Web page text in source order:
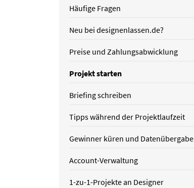
Häufige Fragen
Neu bei designenlassen.de?
Preise und Zahlungsabwicklung
Projekt starten
Briefing schreiben
Tipps während der Projektlaufzeit
Gewinner küren und Datenübergabe
Account-Verwaltung
1-zu-1-Projekte an Designer